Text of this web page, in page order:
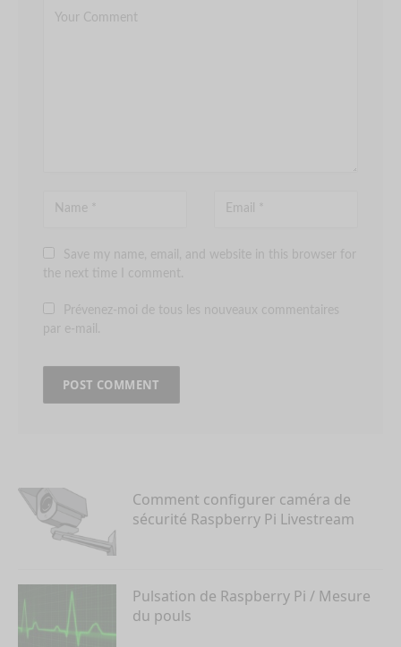
Save my name, email, and website in this browser for
the next time I comment.
Prévenez-moi de tous les nouveaux commentaires
par e-mail.
Comment configurer caméra de
sécurité Raspberry Pi Livestream
Pulsation de Raspberry Pi / Mesure
du pouls